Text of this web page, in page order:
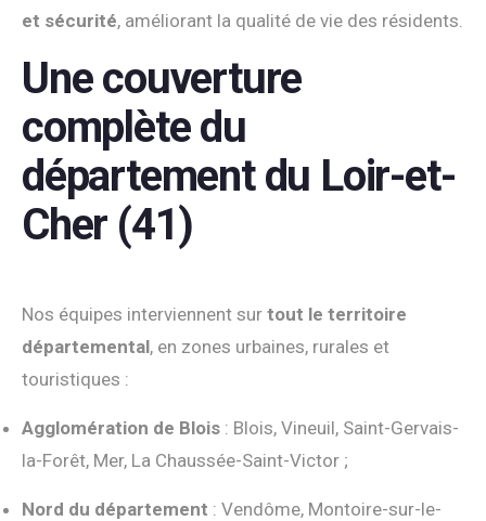
et sécurité, améliorant la qualité de vie des résidents.
Une couverture
complète du
département du Loir-et-
Cher (41)
Nos équipes interviennent sur tout le territoire
départemental, en zones urbaines, rurales et
touristiques :
Agglomération de Blois : Blois, Vineuil, Saint-Gervais-
la-Forêt, Mer, La Chaussée-Saint-Victor ;
Nord du département : Vendôme, Montoire-sur-le-